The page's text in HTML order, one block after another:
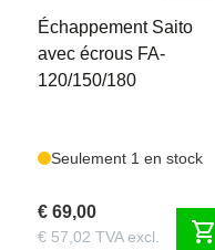
Échappement Saito
avec écrous FA-
120/150/180
Seulement 1 en stock
€ 69,00
€ 57,02 TVA excl. shopping_cart